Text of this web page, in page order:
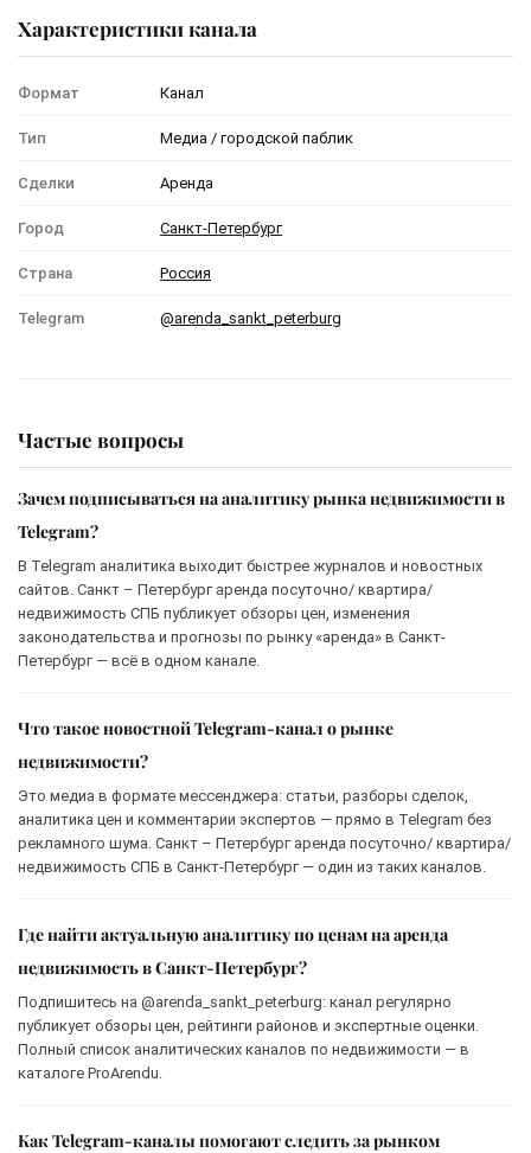
Характеристики канала
Формат Канал
Тип Медиа / городской паблик
Сделки Аренда
Город Санкт-Петербург
Страна Россия
Telegram @arenda_sankt_peterburg
Частые вопросы
Зачем подписываться на аналитику рынка недвижимости в
Telegram?
В Telegram аналитика выходит быстрее журналов и новостных
сайтов. Санкт – Петербург аренда посуточно/ квартира/
недвижимость СПБ публикует обзоры цен, изменения
законодательства и прогнозы по рынку «аренда» в Санкт-
Петербург — всё в одном канале.
Что такое новостной Telegram-канал о рынке
недвижимости?
Это медиа в формате мессенджера: статьи, разборы сделок,
аналитика цен и комментарии экспертов — прямо в Telegram без
рекламного шума. Санкт – Петербург аренда посуточно/ квартира/
недвижимость СПБ в Санкт-Петербург — один из таких каналов.
Где найти актуальную аналитику по ценам на аренда
недвижимость в Санкт-Петербург?
Подпишитесь на @arenda_sankt_peterburg: канал регулярно
публикует обзоры цен, рейтинги районов и экспертные оценки.
Полный список аналитических каналов по недвижимости — в
каталоге ProArendu.
Как Telegram-каналы помогают следить за рынком